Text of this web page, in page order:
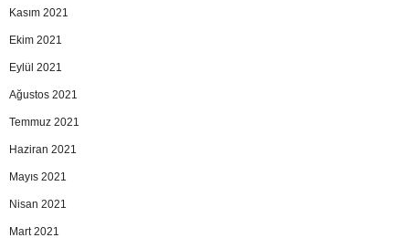
Kasım 2021
Ekim 2021
Eylül 2021
Ağustos 2021
Temmuz 2021
Haziran 2021
Mayıs 2021
Nisan 2021
Mart 2021